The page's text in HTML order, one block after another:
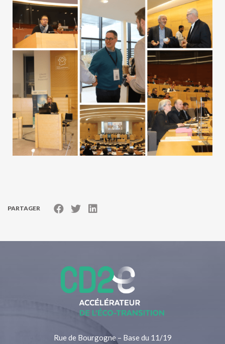
PARTAGER
Rue de Bourgogne – Base du 11/19